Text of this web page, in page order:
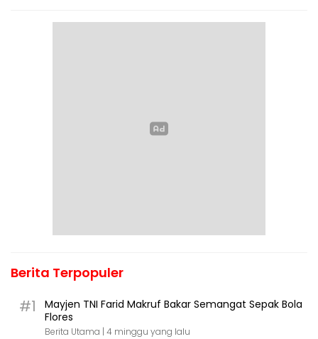
Berita Terpopuler
#1
Mayjen TNI Farid Makruf Bakar Semangat Sepak Bola
Flores
Berita Utama | 4 minggu yang lalu